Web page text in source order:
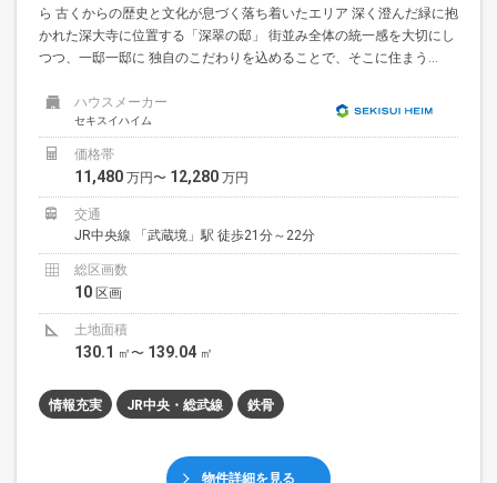
ら 古くからの歴史と文化が息づく落ち着いたエリア 深く澄んだ緑に抱
かれた深大寺に位置する「深翠の邸」 街並み全体の統一感を大切にし
つつ、一邸一邸に 独自のこだわりを込めることで、そこに住まう...
ハウスメーカー
セキスイハイム
価格帯
11,480 万円〜 12,280 万円
交通
JR中央線 「武蔵境」駅 徒歩21分～22分
総区画数
10 区画
土地面積
130.1 ㎡〜 139.04 ㎡
情報充実 JR中央・総武線 鉄骨
物件詳細を見る